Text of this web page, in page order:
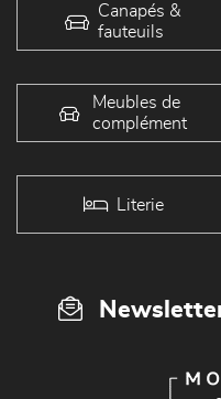
Canapés &
fauteuils
Meubles de
complément
Literie